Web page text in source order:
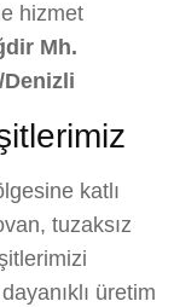
hizmet
Mh.
Denizli
katlı
tuzaksız
üretim